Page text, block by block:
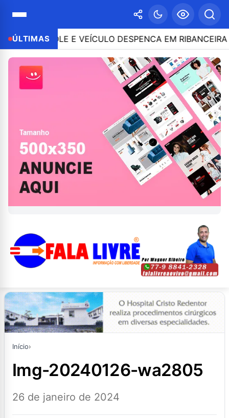
ÚLTIMASE VEÍCULO DESPENCA EM RIBANCEIRA COM
Início›
img-20240126-wa2805
26 de janeiro de 2024